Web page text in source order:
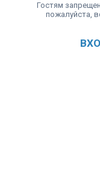
Гостям
пожалуйста,